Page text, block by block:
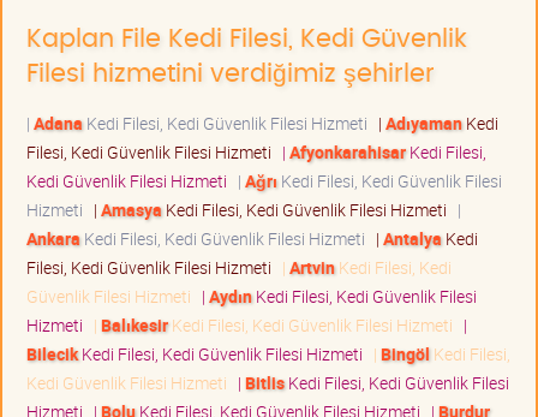
Kaplan File Kedi Filesi, Kedi Güvenlik
Filesi hizmetini verdiğimiz şehirler
| Adana Kedi Filesi, Kedi Güvenlik Filesi Hizmeti | AdıyamanKedi
Filesi, Kedi Güvenlik Filesi Hizmeti | AfyonkarahisarKedi Filesi,
Kedi Güvenlik Filesi Hizmeti | Ağrı Kedi Filesi, Kedi Güvenlik Filesi
Hizmeti | Amasya Kedi Filesi, Kedi Güvenlik Filesi Hizmeti |
Ankara Kedi Filesi, Kedi Güvenlik Filesi Hizmeti | Antalya Kedi
Filesi, Kedi Güvenlik Filesi Hizmeti | ArtvinKedi Filesi, Kedi
Güvenlik Filesi Hizmeti | AydınKedi Filesi, Kedi Güvenlik Filesi
Hizmeti | BalıkesirKedi Filesi, Kedi Güvenlik Filesi Hizmeti |
BilecikKedi Filesi, Kedi Güvenlik Filesi Hizmeti | Bingöl Kedi Filesi,
Kedi Güvenlik Filesi Hizmeti | BitlisKedi Filesi, Kedi Güvenlik Filesi
Hizmeti | BoluKedi Filesi, Kedi Güvenlik Filesi Hizmeti | Burdur